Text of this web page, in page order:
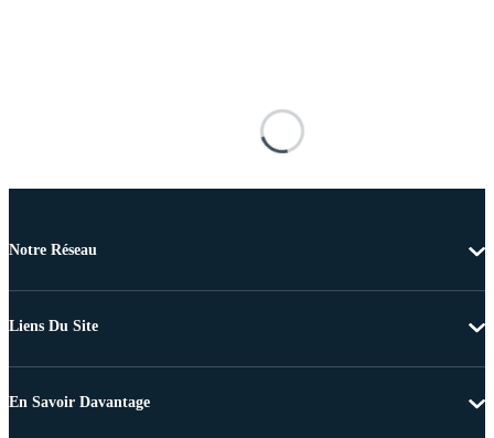
Notre Réseau
Liens Du Site
En Savoir Davantage